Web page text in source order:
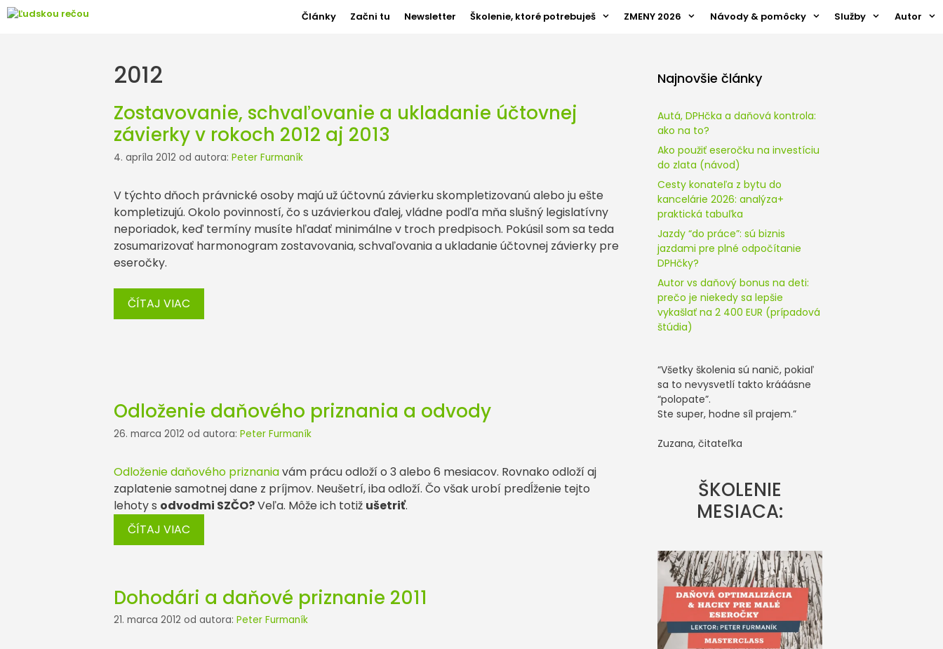
Preskočiť
Články Začni tu Newsletter Školenie, ktoré potrebuješ ZMENY 2026 Návody & pomôcky Služby Autor
2012
Zostavovanie, schvaľovanie a ukladanie účtovnej
závierky v rokoch 2012 aj 2013
4. apríla 2012 od autora: Peter Furmaník
V týchto dňoch právnické osoby majú už účtovnú závierku skompletizovanú alebo ju ešte
kompletizujú. Okolo povinností, čo s uzávierkou ďalej, vládne podľa mňa slušný legislatívny
neporiadok, keď termíny musíte hľadať minimálne v troch predpisoch. Pokúsil som sa teda
zosumarizovať harmonogram zostavovania, schvaľovania a ukladanie účtovnej závierky pre
eseročky.
ČÍTAJ VIAC
Odloženie daňového priznania a odvody
26. marca 2012 od autora: Peter Furmaník
Odloženie daňového priznaniavám prácu odloží o 3 alebo 6 mesiacov. Rovnako odloží aj
zaplatenie samotnej dane z príjmov. Neušetrí, iba odloží. Čo však urobí predĺženie tejto
lehoty s odvodmi SZČO?Veľa. Môže ich totiž ušetriť.
ČÍTAJ VIAC
Dohodári a daňové priznanie 2011
21. marca 2012 od autora: Peter Furmaník
Najnovšie články
Autá, DPHčka a daňová kontrola:
ako na to?
Ako použiť eseročku na investíciu
do zlata (návod)
Cesty konateľa z bytu do
kancelárie 2026: analýza+
praktická tabuľka
Jazdy “do práce”: sú biznis
jazdami pre plné odpočítanie
DPHčky?
Autor vs daňový bonus na deti:
prečo je niekedy sa lepšie
vykašlať na 2 400 EUR (prípadová
štúdia)
“Všetky školenia sú nanič, pokiaľ
sa to nevysvetlí takto krááásne
“polopate”.
Ste super, hodne síl prajem.”
Zuzana, čitateľka
ŠKOLENIE
MESIACA: